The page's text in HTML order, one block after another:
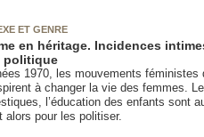
ET GENRE
en héritage. Incidences
politique
1970, les mouvements
à changer la vie des femmes.
l’éducation des enfants sont
alors pour les politiser.